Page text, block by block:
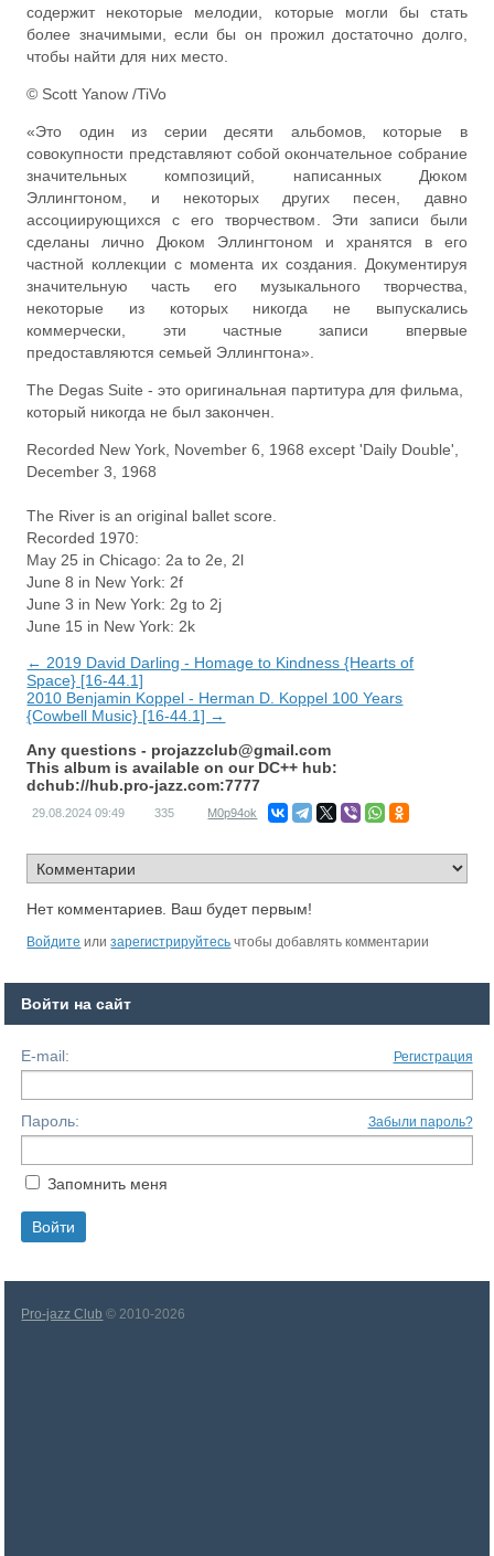
содержит некоторые мелодии, которые могли бы стать
более значимыми, если бы он прожил достаточно долго,
чтобы найти для них место.
© Scott Yanow /TiVo
«Это один из серии десяти альбомов, которые в
совокупности представляют собой окончательное собрание
значительных композиций, написанных Дюком
Эллингтоном, и некоторых других песен, давно
ассоциирующихся с его творчеством. Эти записи были
сделаны лично Дюком Эллингтоном и хранятся в его
частной коллекции с момента их создания. Документируя
значительную часть его музыкального творчества,
некоторые из которых никогда не выпускались
коммерчески, эти частные записи впервые
предоставляются семьей Эллингтона».
The Degas Suite - это оригинальная партитура для фильма,
который никогда не был закончен.
Recorded New York, November 6, 1968 except 'Daily Double',
December 3, 1968
The River is an original ballet score.
Recorded 1970:
May 25 in Chicago: 2a to 2e, 2l
June 8 in New York: 2f
June 3 in New York: 2g to 2j
June 15 in New York: 2k
← 2019 David Darling - Homage to Kindness {Hearts of
Space} [16-44.1]
2010 Benjamin Koppel - Herman D. Koppel 100 Years
{Cowbell Music} [16-44.1] →
Any questions - projazzclub@gmail.com
This album is available on our DC++ hub:
dchub://hub.pro-jazz.com:7777
29.08.2024 09:49 335 M0p94ok
Нет комментариев. Ваш будет первым!
Войдите илизарегистрируйтесь чтобы добавлять комментарии
Войти на сайт
E-mail: Регистрация
Пароль: Забыли пароль?
Запомнить меня
Pro-jazz Club © 2010-2026